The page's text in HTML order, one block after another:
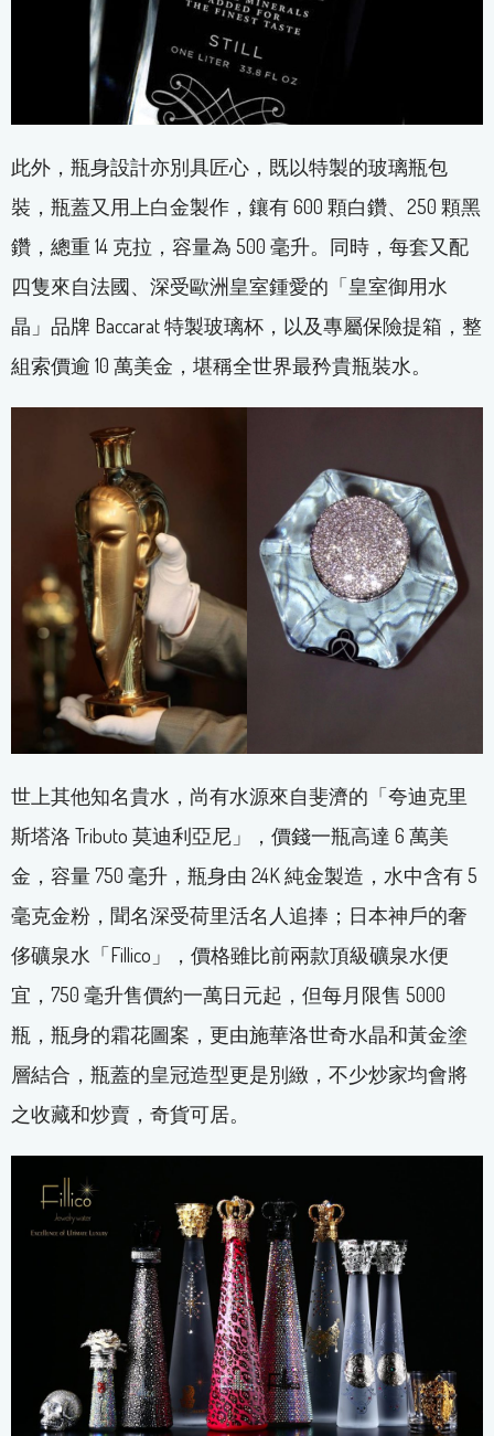
此外，瓶身設計亦別具匠心，既以特製的玻璃瓶包
裝，瓶蓋又用上白金製作，鑲有 600 顆白鑽、250 顆黑
鑽，總重 14 克拉，容量為 500 毫升。同時，每套又配
四隻來自法國、深受歐洲皇室鍾愛的「皇室御用水
晶」品牌 Baccarat 特製玻璃杯，以及專屬保險提箱，整
組索價逾 10 萬美金，堪稱全世界最矜貴瓶裝水。
世上其他知名貴水，尚有水源來自斐濟的「夸迪克里
斯塔洛 Tributo 莫迪利亞尼」，價錢一瓶高達 6 萬美
金，容量 750 毫升，瓶身由 24K 純金製造，水中含有 5
毫克金粉，聞名深受荷里活名人追捧；日本神戶的奢
侈礦泉水「Fillico」，價格雖比前兩款頂級礦泉水便
宜，750 毫升售價約一萬日元起，但每月限售 5000
瓶，瓶身的霜花圖案，更由施華洛世奇水晶和黃金塗
層結合，瓶蓋的皇冠造型更是別緻，不少炒家均會將
之收藏和炒賣，奇貨可居。